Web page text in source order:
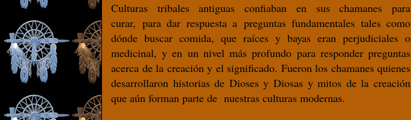
Culturas tribales antiguas confiaban en sus chamanes para
curar, para dar respuesta a preguntas fundamentales tales como
dónde buscar comida, que raíces y bayas eran perjudiciales o
medicinal, y en un nivel más profundo para responder preguntas
acerca de la creación y el significado. Fueron los chamanes quienes
desarrollaron historias de Dioses y Diosas y mitos de la creación
que aún forman parte de nuestras culturas modernas.